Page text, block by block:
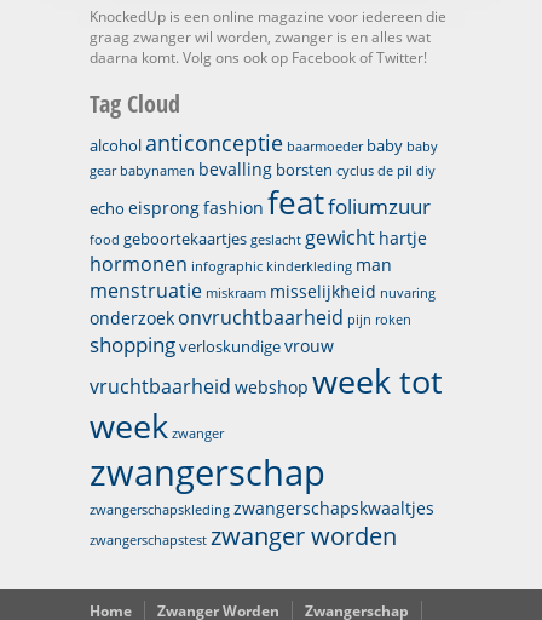
KnockedUp is een online magazine voor iedereen die
graag zwanger wil worden, zwanger is en alles wat
daarna komt. Volg ons ook op Facebook of Twitter!
Tag Cloud
alcoholanticonceptie baarmoeder baby baby
gear babynamen bevalling borsten cyclus de pil diy
echo eisprongfashion featfoliumzuur
food geboortekaartjes geslacht gewicht hartje
hormonen infographic kinderkleding man
menstruatie miskraam misselijkheid nuvaring
onderzoek onvruchtbaarheid pijn roken
shoppingverloskundigevrouw
vruchtbaarheid webshop week tot
week zwanger
zwangerschap
zwangerschapskleding zwangerschapskwaaltjes
zwangerschapstest zwanger worden
Home Zwanger Worden Zwangerschap